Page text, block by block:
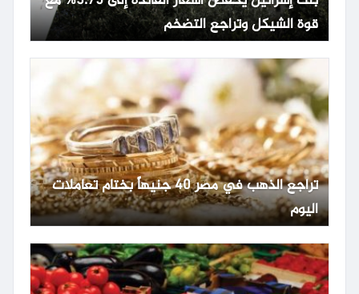
قوة الشيكل وتراجع التضخم
تراجع الذهب في مصر 40 جنيهاً بختام تعاملات
اليوم